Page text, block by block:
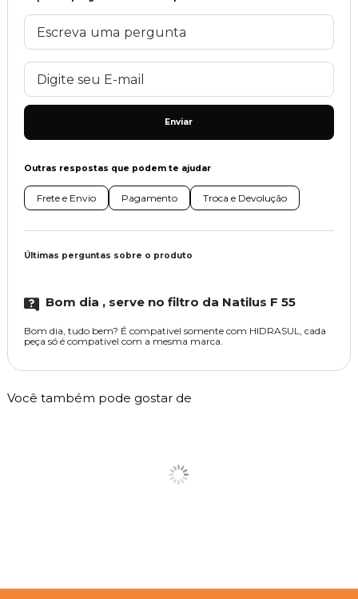
Enviar
Outras respostas que podem te ajudar
Frete e Envio Pagamento Troca e Devolução
Últimas perguntas sobre o produto
Bom dia , serve no filtro da Natilus F 55
Bom dia, tudo bem? É compativel somente com HIDRASUL, cada
peça só é compativel com a mesma marca.
Você também pode gostar de